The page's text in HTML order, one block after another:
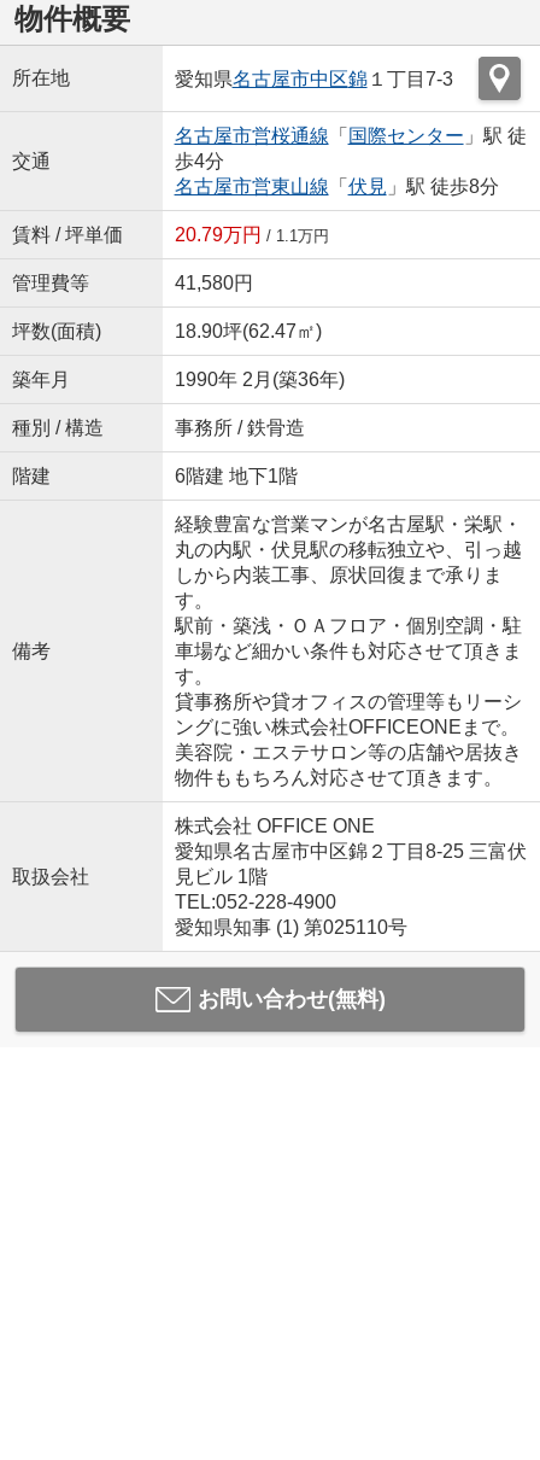
物件概要
所在地 愛知県名古屋市中区錦１丁目7-3
交通
名古屋市営桜通線 「 国際センター 」駅 徒
歩4分
名古屋市営東山線 「 伏見 」駅 徒歩8分
賃料 / 坪単価 20.79万円 / 1.1万円
管理費等 41,580円
坪数(面積) 18.90坪(62.47㎡)
築年月 1990年 2月(築36年)
種別 / 構造 事務所 / 鉄骨造
階建 6階建 地下1階
備考
経験豊富な営業マンが名古屋駅・栄駅・
丸の内駅・伏見駅の移転独立や、引っ越
しから内装工事、原状回復まで承りま
す。
駅前・築浅・ＯＡフロア・個別空調・駐
車場など細かい条件も対応させて頂きま
す。
貸事務所や貸オフィスの管理等もリーシ
ングに強い株式会社OFFICEONEまで。
美容院・エステサロン等の店舗や居抜き
物件ももちろん対応させて頂きます。
取扱会社
株式会社 OFFICE ONE
愛知県名古屋市中区錦２丁目8-25 三富伏
見ビル 1階
TEL:052-228-4900
愛知県知事 (1) 第025110号
お問い合わせ(無料)